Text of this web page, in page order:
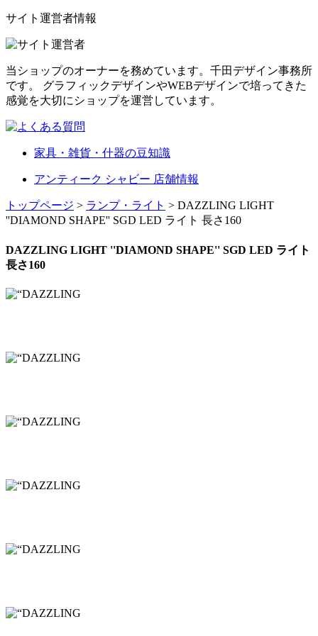
サイト運営者情報
当ショップのオーナーを務めています。千田デザイン事務所
です。 グラフィックデザインやWEBデザインで培ってきた
感覚を大切にショップを運営しています。
家具・雑貨・什器の豆知識
アンティーク シャビー 店舗情報
トップページ > ランプ・ライト > DAZZLING LIGHT
''DIAMOND SHAPE'' SGD LED ライト 長さ160
DAZZLING LIGHT ''DIAMOND SHAPE'' SGD LED ライト
長さ160